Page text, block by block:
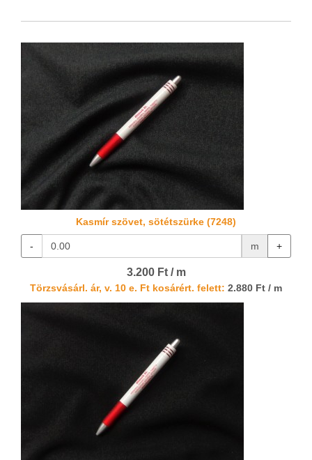
Kasmír szövet, sötétszürke (7248)
- m +
3.200 Ft / m
Törzsvásárl. ár, v. 10 e. Ft kosárért. felett: 2.880 Ft / m